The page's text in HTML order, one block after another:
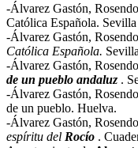
-Álvarez Gastón,
Católica Española. Sevilla
-Álvarez Gastón,
Católica Española.
-Álvarez Gastón,
de un pueblo andaluz .
-Álvarez Gastón,
de un pueblo. Huelva.
-Álvarez Gastón,
espíritu del Rocío .